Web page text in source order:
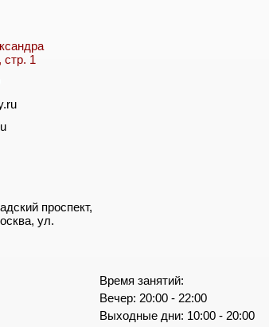
1
проспект,
ул.
Время занятий:
Вечер: 20:00 - 22:00
Выходные дни: 10:00 - 20:00